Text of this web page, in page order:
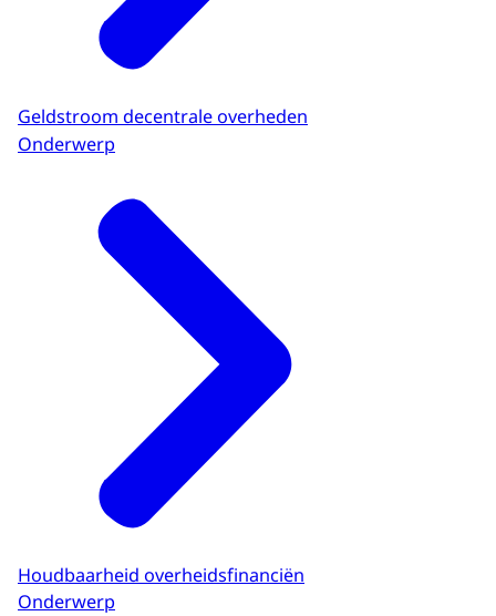
Geldstroom decentrale overheden
Onderwerp
Houdbaarheid overheidsfinanciën
Onderwerp